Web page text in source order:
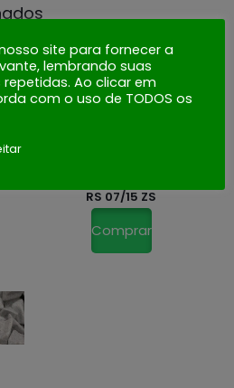
RS 07/15 ZS
Comprar
site para fornecer a
lembrando suas
Ao clicar em
com o uso de TODOS os